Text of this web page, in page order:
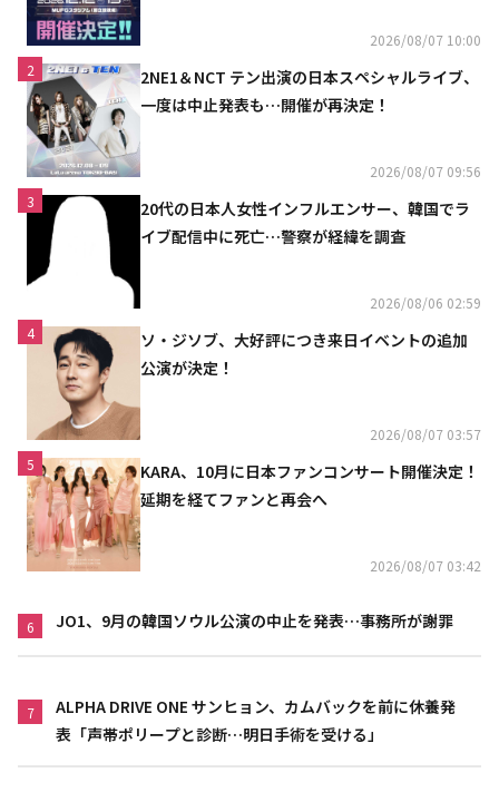
2026/08/07 10:00
2
2NE1＆NCT テン出演の日本スペシャルライブ、
一度は中止発表も…開催が再決定！
2026/08/07 09:56
3
20代の日本人女性インフルエンサー、韓国でラ
イブ配信中に死亡…警察が経緯を調査
2026/08/06 02:59
4
ソ・ジソブ、大好評につき来日イベントの追加
公演が決定！
2026/08/07 03:57
5
KARA、10月に日本ファンコンサート開催決定！
延期を経てファンと再会へ
2026/08/07 03:42
6 JO1、9月の韓国ソウル公演の中止を発表…事務所が謝罪
7
ALPHA DRIVE ONE サンヒョン、カムバックを前に休養発
表「声帯ポリープと診断…明日手術を受ける」